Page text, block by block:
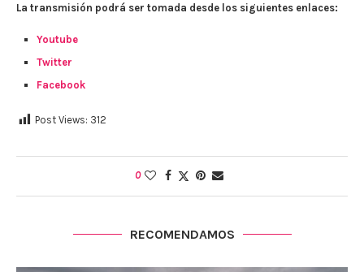
La transmisión podrá ser tomada desde los siguientes enlaces:
Youtube
Twitter
Facebook
Post Views: 312
0
RECOMENDAMOS